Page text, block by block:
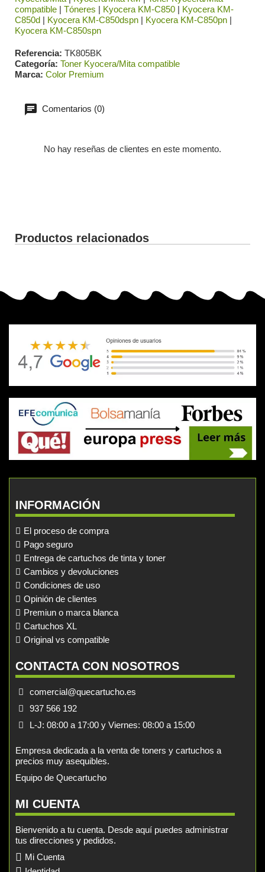
compatible | Tóneres | Kyocera KM-C850 | Kyocera KM-
C850d | Kyocera KM-C850dspn | Kyocera KM-C850pn |
Kyocera KM-C850spn
Referencia TK805BK
Categoría Toner Kyocera/Mita compatible
Marca Color Premium
Comentarios (0)
No hay reseñas de clientes en este momento.
Productos relacionados
INFORMACIÓN
El proceso de compra
Pago seguro
Entrega de cartuchos de tinta y toner
Cambios y devoluciones
Condiciones de uso
Opinión de clientes
Premiun o marca blanca
Cartuchos XL
Original vs compatible
CONTACTA CON NOSOTROS
comercial@quecartucho.es
937 566 192
L-J: 08:00 a 17:00 y Viernes: 08:00 a 15:00
Empresa dedicada a la venta de toners y cartuchos a
precios muy asequibles.
Equipo de Quecartucho
MI CUENTA
Bienvenido a tu cuenta. Desde aquí puedes administrar
tus direcciones y pedidos.
Mi Cuenta